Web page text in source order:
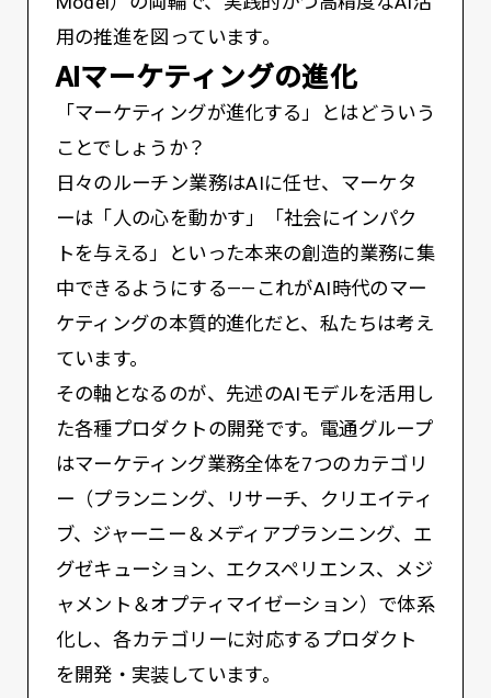
用の推進を図っています。
AIマーケティングの進化
「マーケティングが進化する」とはどういう
ことでしょうか？
日々のルーチン業務はAIに任せ、マーケタ
ーは「人の心を動かす」「社会にインパク
トを与える」といった本来の創造的業務に集
中できるようにする——これがAI時代のマー
ケティングの本質的進化だと、私たちは考え
ています。
その軸となるのが、先述のAIモデルを活用し
た各種プロダクトの開発です。電通グループ
はマーケティング業務全体を7つのカテゴリ
ー（プランニング、リサーチ、クリエイティ
ブ、ジャーニー＆メディアプランニング、エ
グゼキューション、エクスペリエンス、メジ
ャメント＆オプティマイゼーション）で体系
化し、各カテゴリーに対応するプロダクト
を開発・実装しています。